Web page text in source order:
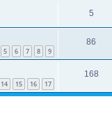
5
5 6 7 8 9
86
14 15 16 17
168